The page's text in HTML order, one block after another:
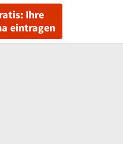
Ihre
eintragen